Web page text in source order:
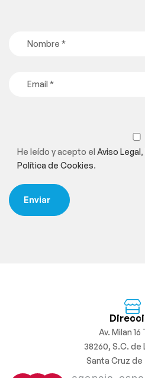
He leído y acepto el Aviso Legal,
Política de Cookies.
Av. Milan 16
38260, S.C. de
Santa Cruz